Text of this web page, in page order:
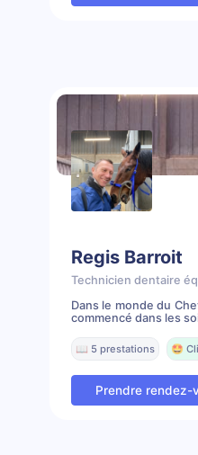
Regis Barroit
Technicien dentaire
Dans le monde du
commencé dans les
📖 5 prestations 🤩
Prendre rendez-